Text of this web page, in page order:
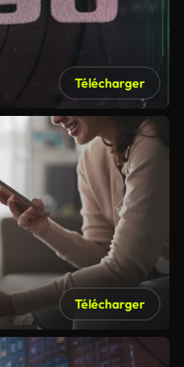
Télécharger
Télécharger